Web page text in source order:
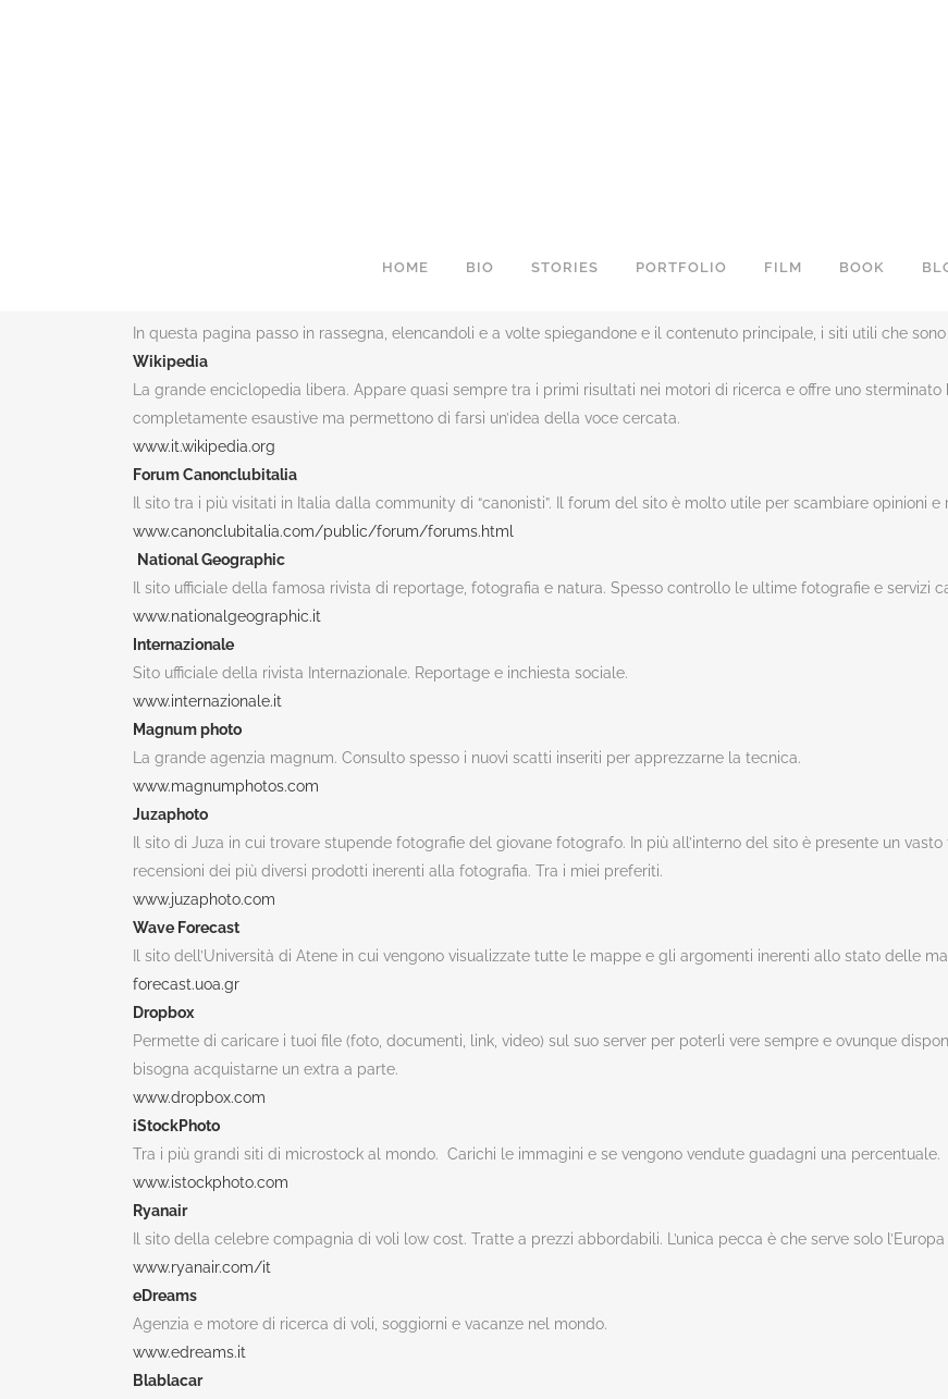
HOME BIO STORIES PORTFOLIO FILM BOOK
In questa pagina passo in rassegna, elencandoli e a volte spiegandone e il contenuto principale, i siti utili che
Wikipedia
La grande enciclopedia libera. Appare quasi sempre tra i primi risultati nei motori di ricerca e offre uno
completamente esaustive ma permettono di farsi un’idea della voce cercata.
www.it.wikipedia.org
Forum Canonclubitalia
Il sito tra i più visitati in Italia dalla community di “canonisti”. Il forum del sito è molto utile per scambiare opinioni e
www.canonclubitalia.com/public/forum/forums.html
National Geographic
Il sito ufficiale della famosa rivista di reportage, fotografia e natura. Spesso controllo le ultime fotografie e servizi
www.nationalgeographic.it
Internazionale
Sito ufficiale della rivista Internazionale. Reportage e inchiesta sociale.
www.internazionale.it
Magnum photo
La grande agenzia magnum. Consulto spesso i nuovi scatti inseriti per apprezzarne la tecnica.
www.magnumphotos.com
Juzaphoto
Il sito di Juza in cui trovare stupende fotografie del giovane fotografo. In più all’interno del sito è presente un
recensioni dei più diversi prodotti inerenti alla fotografia. Tra i miei preferiti.
www.juzaphoto.com
Wave Forecast
Il sito dell’Università di Atene in cui vengono visualizzate tutte le mappe e gli argomenti inerenti allo stato delle
forecast.uoa.gr
Dropbox
Permette di caricare i tuoi file (foto, documenti, link, video) sul suo server per poterli vere sempre e ovunque
bisogna acquistarne un extra a parte.
www.dropbox.com
iStockPhoto
Tra i più grandi siti di microstock al mondo. Carichi le immagini e se vengono vendute guadagni una percentuale.
www.istockphoto.com
Ryanair
Il sito della celebre compagnia di voli low cost. Tratte a prezzi abbordabili. L’unica pecca è che serve solo l’Europa
www.ryanair.com/it
eDreams
Agenzia e motore di ricerca di voli, soggiorni e vacanze nel mondo.
www.edreams.it
Blablacar